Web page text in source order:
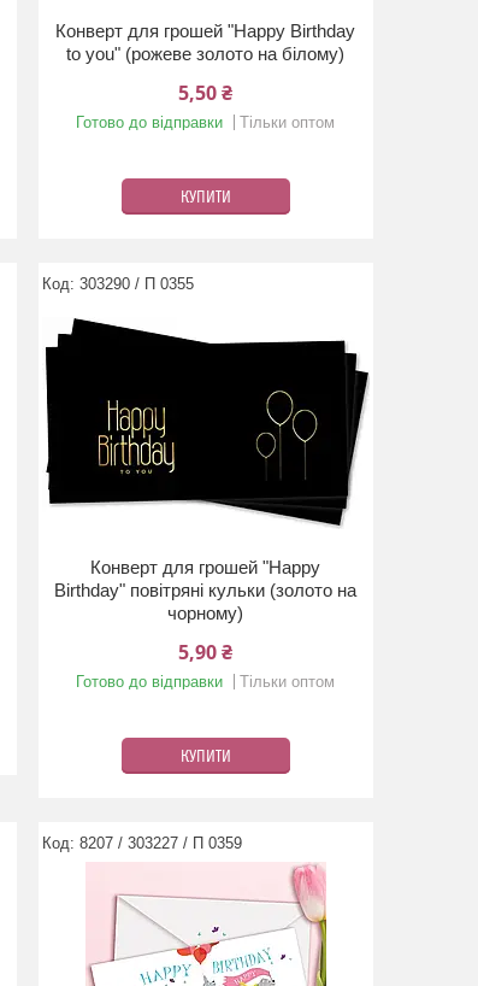
Конверт для грошей "Happy Birthday
to you" (рожеве золото на білому)
5,50 ₴
Готово до відправки Тільки оптом
КУПИТИ
303290 / П 0355
Конверт для грошей "Happy
Birthday" повітряні кульки (золото на
чорному)
5,90 ₴
Готово до відправки Тільки оптом
КУПИТИ
8207 / 303227 / П 0359